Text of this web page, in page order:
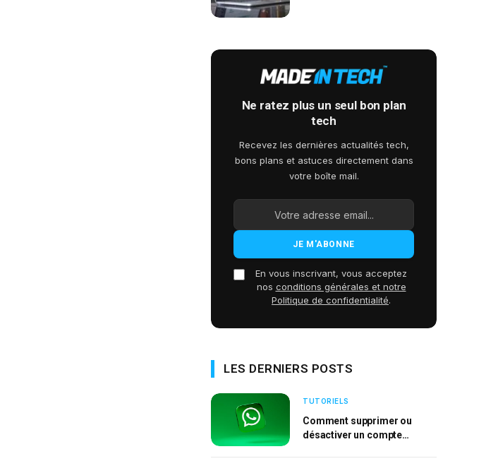
Ne ratez plus un seul bon plan
tech
Recevez les dernières actualités tech,
bons plans et astuces directement dans
votre boîte mail.
En vous inscrivant, vous acceptez
nos conditions générales et notre
Politique de confidentialité.
LES DERNIERS POSTS
TUTORIELS
Comment supprimer ou
désactiver un compte